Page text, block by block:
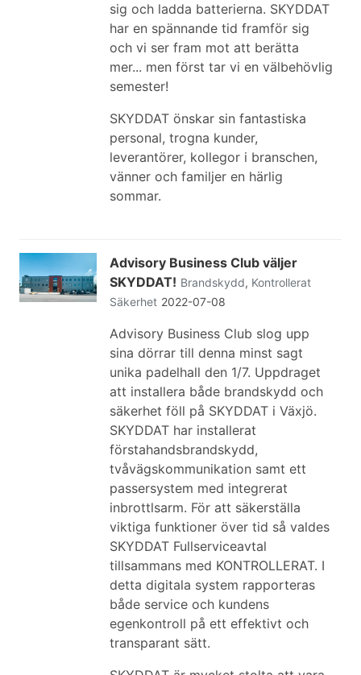
sig och ladda batterierna. SKYDDAT
har en spännande tid framför sig
och vi ser fram mot att berätta
mer... men först tar vi en välbehövlig
semester!
SKYDDAT önskar sin fantastiska
personal, trogna kunder,
leverantörer, kollegor i branschen,
vänner och familjer en härlig
sommar.
Advisory Business Club väljer
SKYDDAT! Brandskydd, Kontrollerat
Säkerhet 2022-07-08
Advisory Business Club slog upp
sina dörrar till denna minst sagt
unika padelhall den 1/7. Uppdraget
att installera både brandskydd och
säkerhet föll på SKYDDAT i Växjö.
SKYDDAT har installerat
förstahandsbrandskydd,
tvåvägskommunikation samt ett
passersystem med integrerat
inbrottlsarm. För att säkerställa
viktiga funktioner över tid så valdes
SKYDDAT Fullserviceavtal
tillsammans med KONTROLLERAT. I
detta digitala system rapporteras
både service och kundens
egenkontroll på ett effektivt och
transparant sätt.